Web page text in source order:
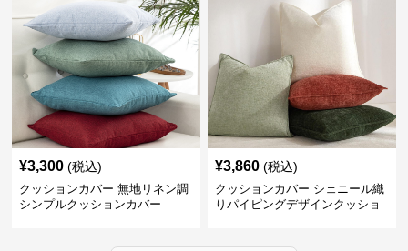
¥3,300 (税込)
クッションカバー 無地リネン調
シンプルクッションカバー
¥3,860 (税込)
クッションカバー シェニール織
りパイピングデザインクッショ